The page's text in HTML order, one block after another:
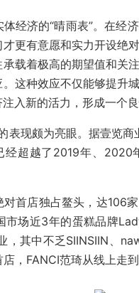
经济的“晴雨表”。在经
更有意愿和实力开设绝
载着极高的期望值和关
这种效应不仅能够提升
入新的活力，形成一个良
表现颇为亮眼。据壹览
经超越了2019年、
首店独占鳌头，达106
市场近3年的蛋糕品牌
，其中不乏SIINSIIN、
，FANCI范琦从线上走到